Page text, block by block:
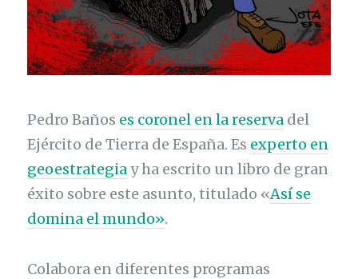
Pedro Baños es coronel en la reserva del
Ejército de Tierra de España. Es experto en
geoestrategiay ha escrito un libro de gran
éxito sobre este asunto, titulado «Así se
domina el mundo».
Colabora en diferentes programas